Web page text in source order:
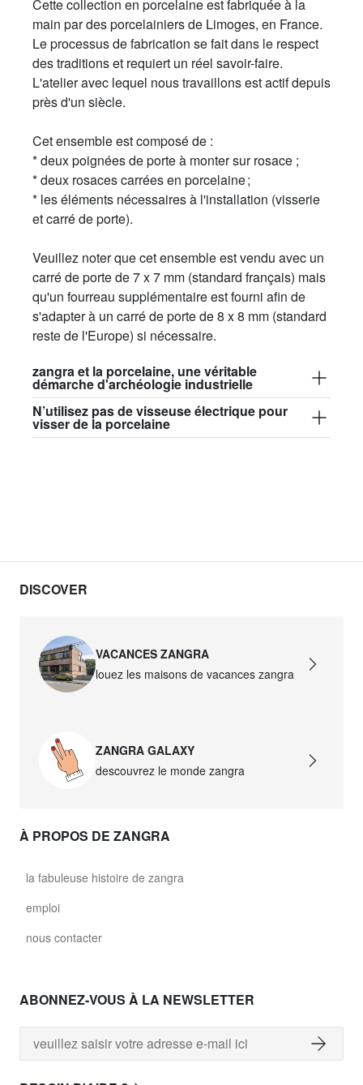
Cette collection en porcelaine est fabriquée à la
main par des porcelainiers de Limoges, en France.
Le processus de fabrication se fait dans le respect
des traditions et requiert un réel savoir-faire.
L'atelier avec lequel nous travaillons est actif depuis
près d'un siècle.
Cet ensemble est composé de :
* deux poignées de porte à monter sur rosace ;
* deux rosaces carrées en porcelaine ;
* les éléments nécessaires à l'installation (visserie
et carré de porte).
Veuillez noter que cet ensemble est vendu avec un
carré de porte de 7 x 7 mm (standard français) mais
qu'un fourreau supplémentaire est fourni afin de
s'adapter à un carré de porte de 8 x 8 mm (standard
reste de l'Europe) si nécessaire.
zangra et la porcelaine, une véritable
démarche d'archéologie industrielle
N’utilisez pas de visseuse électrique pour
visser de la porcelaine
DISCOVER
VACANCES ZANGRA
louez les maisons de vacances zangra
ZANGRA GALAXY
descouvrez le monde zangra
À PROPOS DE ZANGRA
la fabuleuse histoire de zangra
emploi
nous contacter
ABONNEZ-VOUS À LA NEWSLETTER